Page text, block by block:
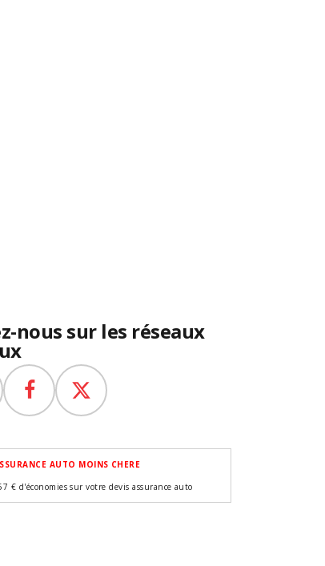
nous sur les réseaux
AUTO MOINS CHERE
€ d'économies sur votre devis assurance auto